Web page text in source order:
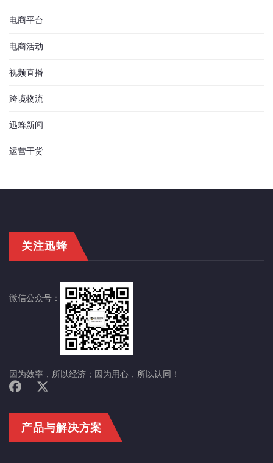
电商平台
电商活动
视频直播
跨境物流
迅蜂新闻
运营干货
关注迅蜂
微信公众号：
因为效率，所以经济；因为用心，所以认同！
产品与解决方案